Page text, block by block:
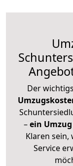
Der
–ein
Klaren sein,
Service